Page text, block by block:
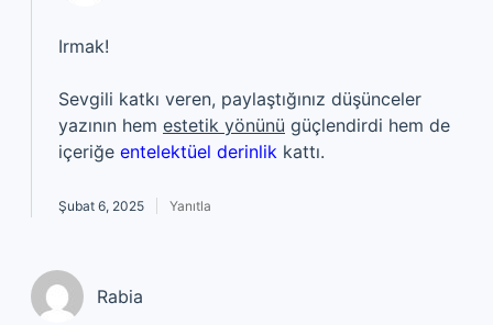
Irmak!
Sevgili katkı veren, paylaştığınız düşünceler
yazının hem estetik yönünü güçlendirdi hem de
içeriğe entelektüel derinlik kattı.
Şubat 6, 2025 Yanıtla
Rabia